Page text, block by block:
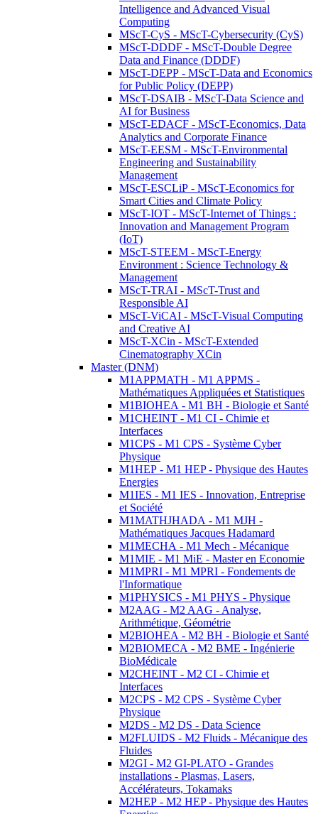
Intelligence and Advanced Visual
Computing
MScT-CyS - MScT-Cybersecurity (CyS)
MScT-DDDF - MScT-Double Degree
Data and Finance (DDDF)
MScT-DEPP - MScT-Data and Economics
for Public Policy (DEPP)
MScT-DSAIB - MScT-Data Science and
AI for Business
MScT-EDACF - MScT-Economics, Data
Analytics and Corporate Finance
MScT-EESM - MScT-Environmental
Engineering and Sustainability
Management
MScT-ESCLiP - MScT-Economics for
Smart Cities and Climate Policy
MScT-IOT - MScT-Internet of Things :
Innovation and Management Program
(IoT)
MScT-STEEM - MScT-Energy
Environment : Science Technology &
Management
MScT-TRAI - MScT-Trust and
Responsible AI
MScT-ViCAI - MScT-Visual Computing
and Creative AI
MScT-XCin - MScT-Extended
Cinematography XCin
Master (DNM)
M1APPMATH - M1 APPMS -
Mathématiques Appliquées et Statistiques
M1BIOHEA - M1 BH - Biologie et Santé
M1CHEINT - M1 CI - Chimie et
Interfaces
M1CPS - M1 CPS - Système Cyber
Physique
M1HEP - M1 HEP - Physique des Hautes
Energies
M1IES - M1 IES - Innovation, Entreprise
et Société
M1MATHJHADA - M1 MJH -
Mathématiques Jacques Hadamard
M1MECHA - M1 Mech - Mécanique
M1MIE - M1 MiE - Master en Economie
M1MPRI - M1 MPRI - Fondements de
l'Informatique
M1PHYSICS - M1 PHYS - Physique
M2AAG - M2 AAG - Analyse,
Arithmétique, Géométrie
M2BIOHEA - M2 BH - Biologie et Santé
M2BIOMECA - M2 BME - Ingénierie
BioMédicale
M2CHEINT - M2 CI - Chimie et
Interfaces
M2CPS - M2 CPS - Système Cyber
Physique
M2DS - M2 DS - Data Science
M2FLUIDS - M2 Fluids - Mécanique des
Fluides
M2GI - M2 GI-PLATO - Grandes
installations - Plasmas, Lasers,
Accélérateurs, Tokamaks
M2HEP - M2 HEP - Physique des Hautes